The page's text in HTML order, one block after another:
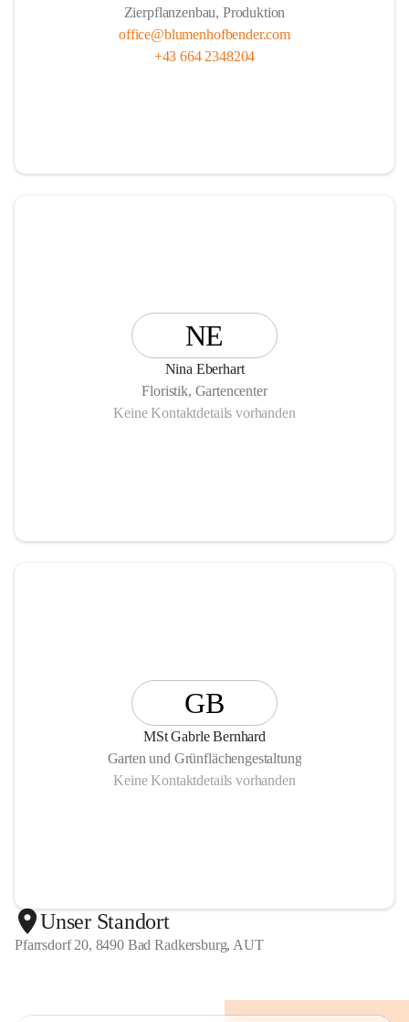
Unsere Services R E N T   A   P L A N T und die
                Ü B E R W I N T E R U N G Ihrer Topfpflanzen
Zierpflanzenbau, Produktion
office@blumenhofbender.com
+43 664 2348204
NE
Nina Eberhart
Floristik, Gartencenter
Keine Kontaktdetails vorhanden
GB
MSt Gabrle Bernhard
Garten und Grünflächengestaltung
Keine Kontaktdetails vorhanden
Unser Standort
Pfarrsdorf 20, 8490 Bad Radkersburg, AUT